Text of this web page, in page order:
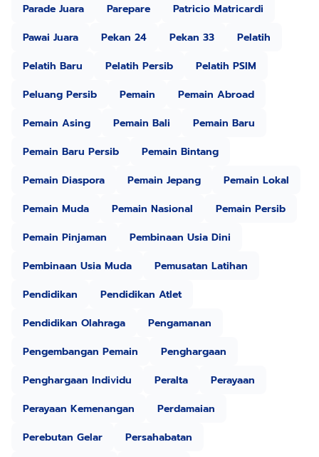
Parade Juara
Parepare
Patricio Matricardi
Pawai Juara
Pekan 24 Pekan 33
Pelatih
Pelatih Baru
Pelatih Persib
Pelatih PSIM
Peluang Persib
Pemain
Pemain Abroad
Pemain Asing
Pemain Bali
Pemain Baru
Pemain Baru Persib
Pemain Bintang
Pemain Diaspora
Pemain Jepang
Pemain Lokal
Pemain Muda
Pemain Nasional
Pemain Persib
Pemain Pinjaman
Pembinaan Usia Dini
Pembinaan Usia Muda
Pemusatan Latihan
Pendidikan
Pendidikan Atlet
Pendidikan Olahraga
Pengamanan
Pengembangan Pemain
Penghargaan
Penghargaan Individu
Peralta
Perayaan
Perayaan Kemenangan
Perdamaian
Perebutan Gelar
Persahabatan